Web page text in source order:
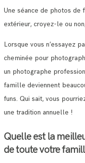
Une séance de photos de
extérieur, croyez-le ou
Lorsque vous n’essayez
cheminée pour
un photographe
famille deviennent
funs. Qui sait, vous
une tradition annuelle !
Quelle est la
de toute votre